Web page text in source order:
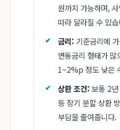
원까지 가능하며,
따라 달라질 수 있
금리: 기준금리에
변동금리 형태가 많
1~2%p 정도 낮은
상환 조건: 보통 2
등 장기 분할 상환
부담을 줄여줍니다.